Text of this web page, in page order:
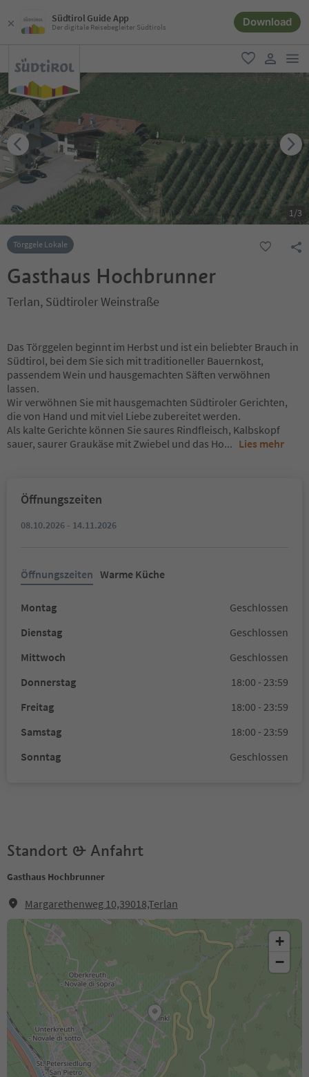
Südtirol Guide App
Der digitale Reisebegleiter Südtirols Download
favorit
user link
1/3
Törggele Lokale
Gasthaus Hochbrunner
Terlan, Südtiroler Weinstraße
Das Törggelen beginnt im Herbst und ist ein beliebter Brauch in
Südtirol, bei dem Sie sich mit traditioneller Bauernkost,
passendem Wein und hausgemachten Säften verwöhnen
lassen.
Wir verwöhnen Sie mit hausgemachten Südtiroler Gerichten,
die von Hand und mit viel Liebe zubereitet werden.
Als kalte Gerichte können Sie saures Rindfleisch, Kalbskopf
sauer, saurer Graukäse mit Zwiebel und das Ho... Lies mehr
Öffnungszeiten
08.10.2026 - 14.11.2026
Öffnungszeiten Warme Küche
Montag
Geschlossen
Dienstag
Geschlossen
Mittwoch
Geschlossen
Donnerstag
18:00 - 23:59
Freitag
18:00 - 23:59
Samstag
18:00 - 23:59
Sonntag
Geschlossen
Standort & Anfahrt
Gasthaus Hochbrunner
Margarethenweg 10,39018,Terlan
+
−